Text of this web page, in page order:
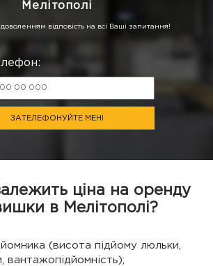
Мелітополі
відповість на всі Ваші запитання!
ЗАТЕЛЕФОНУЙТЕ МЕНІ
ціна на оренду
в Мелітополі?
(висота підйому люльки,
вантажопідйомність);